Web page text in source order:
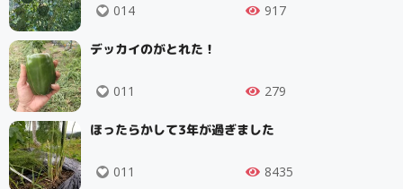
014 917
デッカイのがとれた！
011 279
ほったらかして3年が過ぎました
011 8435